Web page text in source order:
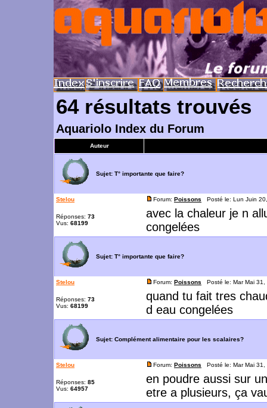
64 résultats trouvés
Aquariolo Index du Forum
Auteur
Sujet: T° importante que faire?
Stelou
Réponses: 73
Vus: 68199
Forum: Poissons Posté le: Lun Juin
avec la chaleur je n
congelées
Sujet: T° importante que faire?
Stelou
Réponses: 73
Vus: 68199
Forum: Poissons Posté le: Mar Mai
quand tu fait tres
d eau congelées
Sujet: Complément alimentaire pour les scalaires?
Stelou
Réponses: 85
Vus: 64957
Forum: Poissons Posté le: Mar Mai
en poudre aussi sur
etre a plusieurs, ça